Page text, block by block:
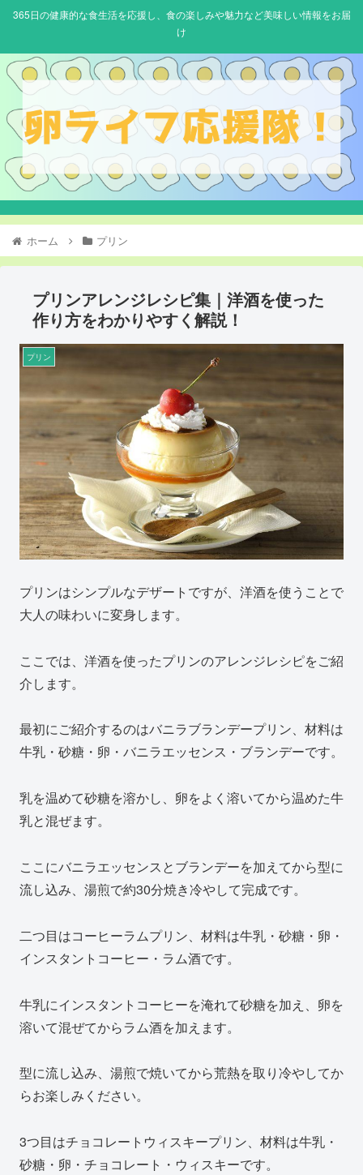
365日の健康的な食生活を応援し、食の楽しみや魅力など美味しい情報をお届
け
ホーム プリン
プリンアレンジレシピ集｜洋酒を使った
作り方をわかりやすく解説！
プリン
プリンはシンプルなデザートですが、洋酒を使うことで
大人の味わいに変身します。
ここでは、洋酒を使ったプリンのアレンジレシピをご紹
介します。
最初にご紹介するのはバニラブランデープリン、材料は
牛乳・砂糖・卵・バニラエッセンス・ブランデーです。
乳を温めて砂糖を溶かし、卵をよく溶いてから温めた牛
乳と混ぜます。
ここにバニラエッセンスとブランデーを加えてから型に
流し込み、湯煎で約30分焼き冷やして完成です。
二つ目はコーヒーラムプリン、材料は牛乳・砂糖・卵・
インスタントコーヒー・ラム酒です。
牛乳にインスタントコーヒーを淹れて砂糖を加え、卵を
溶いて混ぜてからラム酒を加えます。
型に流し込み、湯煎で焼いてから荒熱を取り冷やしてか
らお楽しみください。
3つ目はチョコレートウィスキープリン、材料は牛乳・
砂糖・卵・チョコレート・ウィスキーです。